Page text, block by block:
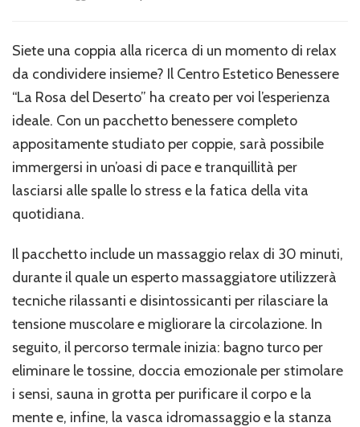
Siete una coppia alla ricerca di un momento di relax
da condividere insieme? Il Centro Estetico Benessere
“La Rosa del Deserto” ha creato per voi l’esperienza
ideale. Con un pacchetto benessere completo
appositamente studiato per coppie, sarà possibile
immergersi in un’oasi di pace e tranquillità per
lasciarsi alle spalle lo stress e la fatica della vita
quotidiana.
Il pacchetto include un massaggio relax di 30 minuti,
durante il quale un esperto massaggiatore utilizzerà
tecniche rilassanti e disintossicanti per rilasciare la
tensione muscolare e migliorare la circolazione. In
seguito, il percorso termale inizia: bagno turco per
eliminare le tossine, doccia emozionale per stimolare
i sensi, sauna in grotta per purificare il corpo e la
mente e, infine, la vasca idromassaggio e la stanza